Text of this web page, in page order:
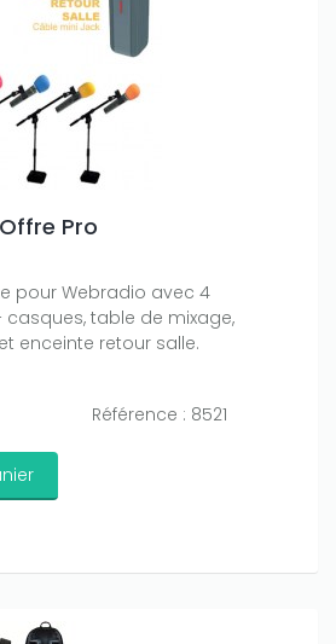
Pro
pour Webradio avec 4
table de mixage,
enceinte retour salle.
Référence : 8521